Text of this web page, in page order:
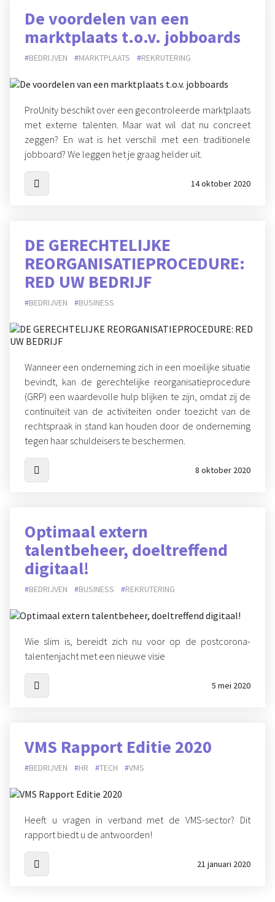
De voordelen van een
marktplaats t.o.v. jobboards
BEDRIJVEN MARKTPLAATS REKRUTERING
ProUnity beschikt over een gecontroleerde marktplaats
met externe talenten. Maar wat wil dat nu concreet
zeggen? En wat is het verschil met een traditionele
jobboard? We leggen het je graag helder uit.
14 oktober 2020
DE GERECHTELIJKE
REORGANISATIEPROCEDURE:
RED UW BEDRIJF
BEDRIJVEN BUSINESS
Wanneer een onderneming zich in een moeilijke situatie
bevindt, kan de gerechtelijke reorganisatieprocedure
(GRP) een waardevolle hulp blijken te zijn, omdat zij de
continuïteit van de activiteiten onder toezicht van de
rechtspraak in stand kan houden door de onderneming
tegen haar schuldeisers te beschermen.
8 oktober 2020
Optimaal extern
talentbeheer, doeltreffend
digitaal!
BEDRIJVEN BUSINESS REKRUTERING
Wie slim is, bereidt zich nu voor op de postcorona-
talentenjacht met een nieuwe visie
5 mei 2020
VMS Rapport Editie 2020
BEDRIJVEN HR TECH VMS
Heeft u vragen in verband met de VMS-sector? Dit
rapport biedt u de antwoorden!
21 januari 2020